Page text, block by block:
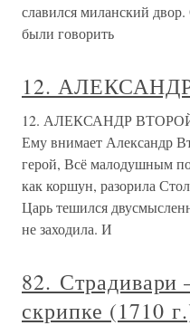
славился миланский
были говорить
12.
12. АЛЕКСАНДР ВТОРОЙ
Ему внимает Александр
герой, Всё малодушным
как коршун, разорила
Царь тешился
не заходила. И
82.
скрипке (1710